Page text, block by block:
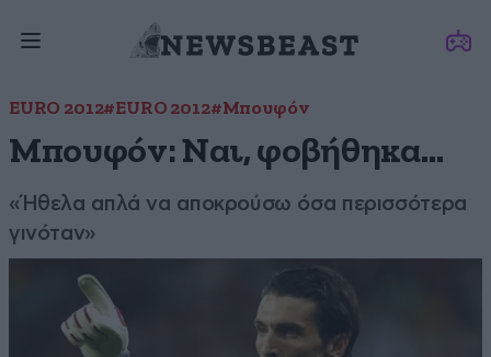
EURO 2012#EURO 2012#Μπουφόν
Μπουφόν: Ναι, φοβήθηκα…
«Ήθελα απλά να αποκρούσω όσα περισσότερα
γινόταν»